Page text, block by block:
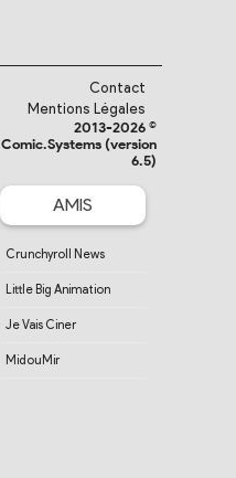
Contact
Mentions Légales
2013-2026 ©
Comic.Systems (version
6.5)
AMIS
Crunchyroll News
Little Big Animation
Je Vais Ciner
MidouMir